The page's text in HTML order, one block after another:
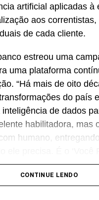
artificial aplicadas à
aos
de cada cliente.
estreou uma
uma plataforma
“Há mais de oito
do país
de dados
habilitadora, mas
humano,
CMOdo
é a b.ia, assistente
CONTINUE LENDO